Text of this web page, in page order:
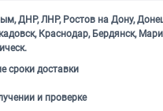
ДНР, ЛНР, Ростов на Дону,
Краснодар, Бердянск,
сроки доставки
и проверке